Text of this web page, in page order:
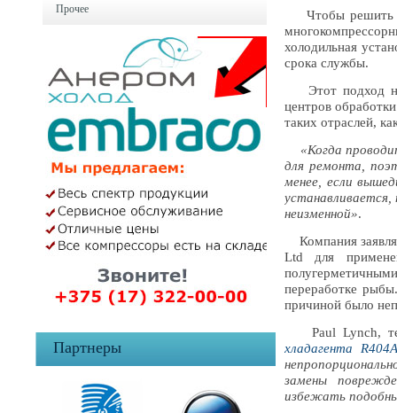
Прочее
Партнеры
Чтобы решить
холодильная
срока службы.
Этот подход
центров
таких отраслей,
«Когда
для ремонта,
менее, если
неизменной».
Компания
Ltd для
переработке
причиной было
Paul Lynch,
хладагента
R404A
замены
избежать